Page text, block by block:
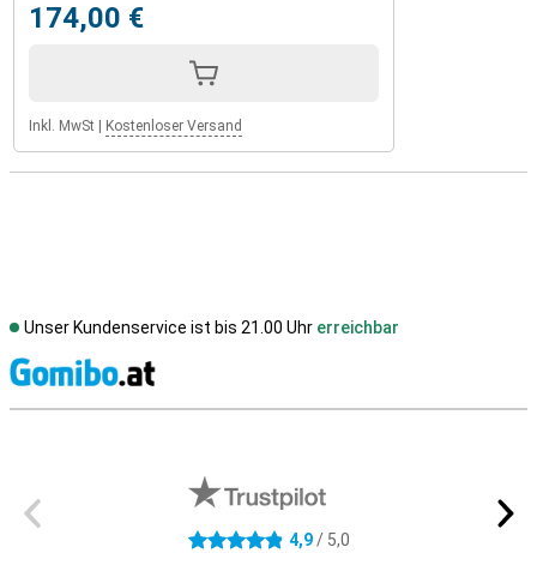
174,00 €
Inkl. MwSt Kostenloser Versand
Unser Kundenservice ist bis 21.00 Uhr erreichbar
4.9 Sterne 4,9/ 5,0